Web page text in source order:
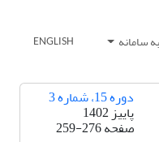
سامانه ENGLISH
دوره 15، شماره 3
پاییز 1402
صفحه259-276